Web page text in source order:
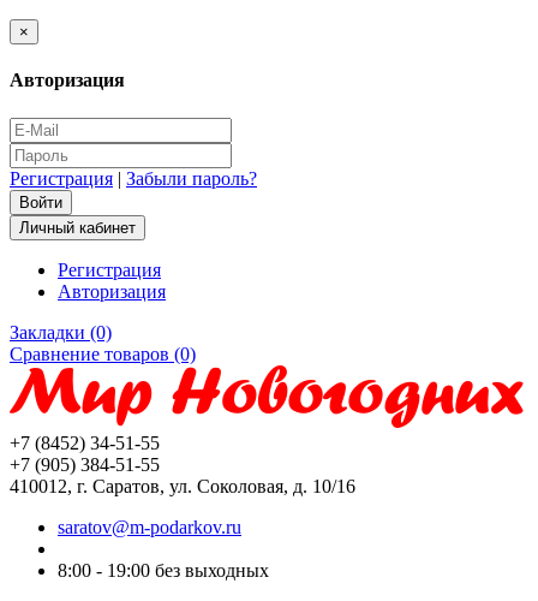
×
Авторизация
Регистрация | Забыли пароль?
Личный кабинет
Регистрация
Авторизация
Закладки (0)
Сравнение товаров (0)
+7 (8452) 34-51-55
+7 (905) 384-51-55
410012, г. Саратов, ул. Соколовая, д. 10/16
saratov@m-podarkov.ru
8:00 - 19:00 без выходных